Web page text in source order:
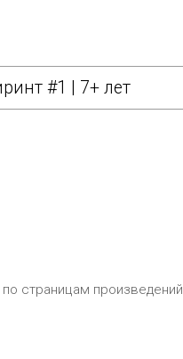
#1 | 7+ лет
страницам произведений